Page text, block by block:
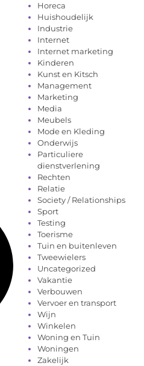
Horeca
Huishoudelijk
Industrie
Internet
Internet marketing
Kinderen
Kunst en Kitsch
Management
Marketing
Media
Meubels
Mode en Kleding
Onderwijs
Particuliere
dienstverlening
Rechten
Relatie
Society / Relationships
Sport
Testing
Toerisme
Tuin en buitenleven
Tweewielers
Uncategorized
Vakantie
Verbouwen
Vervoer en transport
Wijn
Winkelen
Woning en Tuin
Woningen
Zakelijk